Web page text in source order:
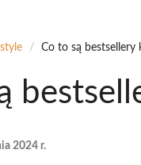
/ Co to są bestsellery
2024 r.